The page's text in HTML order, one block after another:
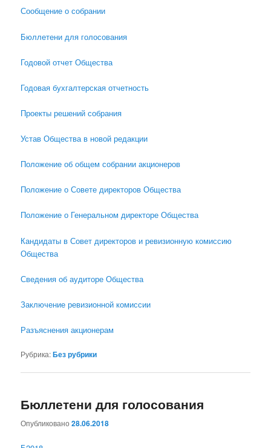
Сообщение о собрании
Бюллетени для голосования
Годовой отчет Общества
Годовая бухгалтерская отчетность
Проекты решений собрания
Устав Общества в новой редакции
Положение об общем собрании акционеров
Положение о Совете директоров Общества
Положение о Генеральном директоре Общества
Кандидаты в Совет директоров и ревизионную комиссию
Общества
Сведения об аудиторе Общества
Заключение ревизионной комиссии
Разъяснения акционерам
Рубрика:Без рубрики
Бюллетени для голосования
Опубликовано28.06.2018